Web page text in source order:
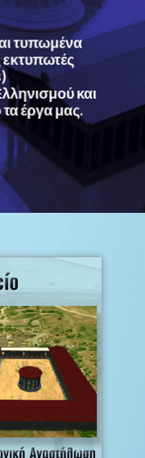
τυπωμένα
εκτυπωτές
και
έργα μας.